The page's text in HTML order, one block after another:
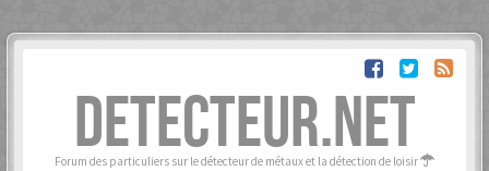
DETECTEUR.NET
Forum des particuliers sur le détecteur de métaux et la détection de loisir